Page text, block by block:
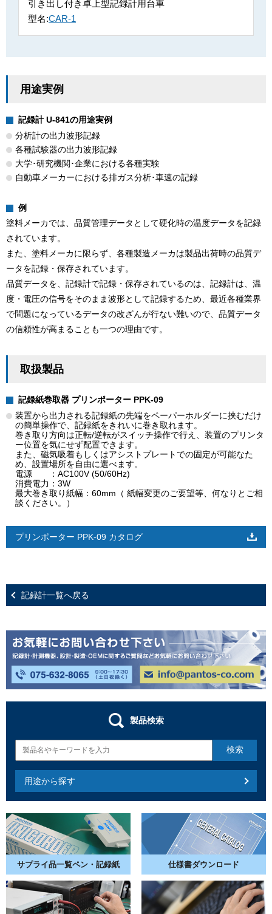
引き出し付き卓上型記録計用台車
型名:CAR-1
用途実例
記録計 U-841の用途実例
分析計の出力波形記録
各種試験器の出力波形記録
大学･研究機関･企業における各種実験
自動車メーカーにおける排ガス分析･車速の記録
例
塗料メーカでは、品質管理データとして硬化時の温度データを記録
されています。
また、塗料メーカに限らず、各種製造メーカは製品出荷時の品質デ
ータを記録・保存されています。
品質データを、記録計で記録・保存されているのは、記録計は、温
度・電圧の信号をそのまま波形として記録するため、最近各種業界
で問題になっているデータの改ざんが行ない難いので、品質データ
の信頼性が高まることも一つの理由です。
取扱製品
記録紙巻取器 プリンポーター PPK-09
装置から出力される記録紙の先端をペーパーホルダーに挟むだけ
の簡単操作で、記録紙をきれいに巻き取れます。
巻き取り方向は正転/逆転がスイッチ操作で行え、装置のプリンタ
ー位置を気にせず配置できます。
また、磁気吸着もしくはアシストプレートでの固定が可能なた
め、設置場所を自由に選べます。
電源 ：AC100V (50/60Hz)
消費電力：3W
最大巻き取り紙幅：60mm（ 紙幅変更のご要望等、何なりとご相
談ください。）
プリンポーター PPK-09 カタログ
記録計一覧へ戻る
製品検索
用途から探す
サプライ品一覧ペン・記録紙 仕様書ダウンロード